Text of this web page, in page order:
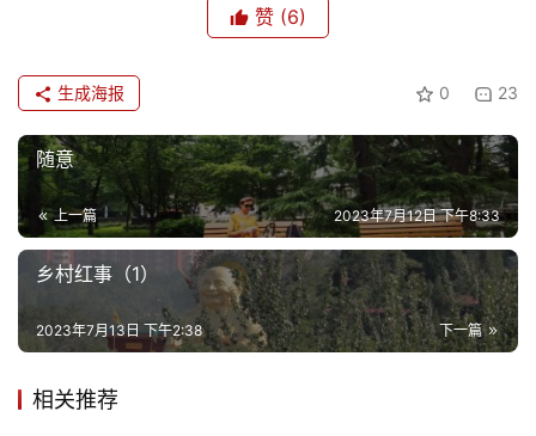
赞 (6)
0 23
生成海报
随意
上一篇 2023年7月12日 下午8:33
乡村红事（1）
下一篇
2023年7月13日 下午2:38
相关推荐